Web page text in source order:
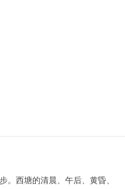
。西塘的清晨、午后、黄昏、